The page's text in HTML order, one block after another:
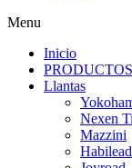
Menu
Inicio
PRODUCTOS
Llantas
Nexen
Mazzini
Habilead